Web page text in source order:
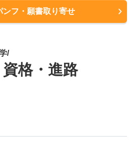
ンフ・願書取り寄せ
/
格・進路